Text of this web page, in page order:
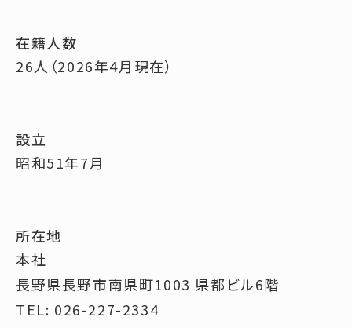
在籍人数
26人（2026年4月現在）
設立
昭和51年7月
所在地
本社
長野県長野市南県町1003 県都ビル6階
TEL: 026-227-2334